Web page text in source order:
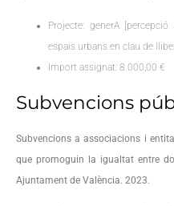
Projecte: generA
espais urbans en clau de
Import assignat: 8.000,00 €
Subvencions
Subvencions a associacions i
que promoguin la igualtat entre
Ajuntament de València. 2023.